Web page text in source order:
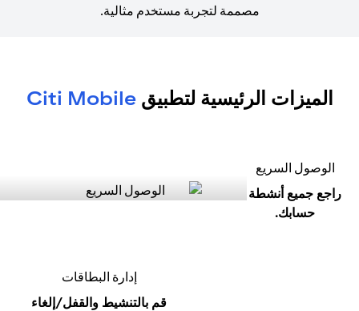
مصممة لتجربة مستخدم مثالية.
الميزات الرئيسية لتطبيقCiti Mobile
الوصول السريع
راجع جميع أنشطة
حسابك.
إدارة البطاقات
قم بالتنشيط والقفل/إلغاء